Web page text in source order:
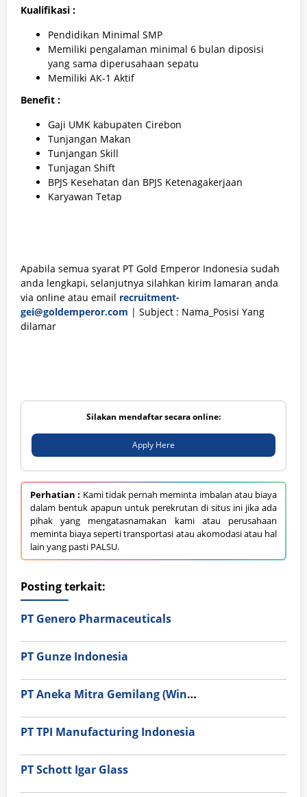
Kualifikasi :
Pendidikan Minimal SMP
Memiliki pengalaman minimal 6 bulan diposisi
yang sama diperusahaan sepatu
Memiliki AK-1 Aktif
Benefit :
Gaji UMK kabupaten Cirebon
Tunjangan Makan
Tunjangan Skill
Tunjagan Shift
BPJS Kesehatan dan BPJS Ketenagakerjaan
Karyawan Tetap
Apabila semua syarat PT Gold Emperor Indonesia sudah
anda lengkapi, selanjutnya silahkan kirim lamaran anda
via online atau email recruitment-
gei@goldemperor.com | Subject : Nama_Posisi Yang
dilamar
Silakan mendaftar secara online:
Apply Here
Perhatian : Kami tidak pernah meminta imbalan atau biaya
dalam bentuk apapun untuk perekrutan di situs ini jika ada
pihak yang mengatasnamakan kami atau perusahaan
meminta biaya seperti transportasi atau akomodasi atau hal
lain yang pasti PALSU.
Posting terkait:
PT Genero Pharmaceuticals
PT Gunze Indonesia
PT Aneka Mitra Gemilang (Wings Group)
PT TPI Manufacturing Indonesia
PT Schott Igar Glass